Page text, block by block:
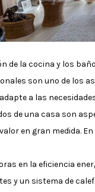
de la cocina y los
son uno de los
a las
de una casa son
en gran medida.
en la eficiencia
y un sistema de